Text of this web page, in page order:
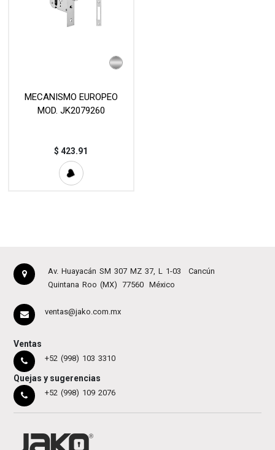
MECANISMO EUROPEO
MOD. JK2079260
$423.91
Av. Huayacán SM 307 MZ 37, L 1-03
Cancún
Quintana Roo (MX)
77560 México
ventas@jako.com.mx
Ventas
+52 (998) 103 3310
Quejas y sugerencias
+52 (998) 109 2076